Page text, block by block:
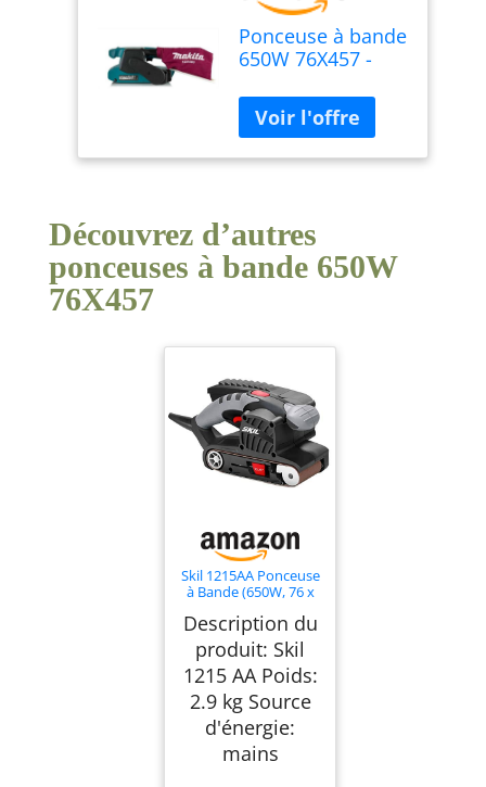
Ponceuse à bande
650W 76X457 -
Découvrez d’autres
ponceuses à bande 650W
76X457
Skil 1215AA Ponceuse
à Bande (650W, 76 x
automatique de la
Bande, Sac à
Poussière, Bande
abrasive)
Description du
produit: Skil
1215 AA Poids:
2.9 kg Source
d'énergie:
mains